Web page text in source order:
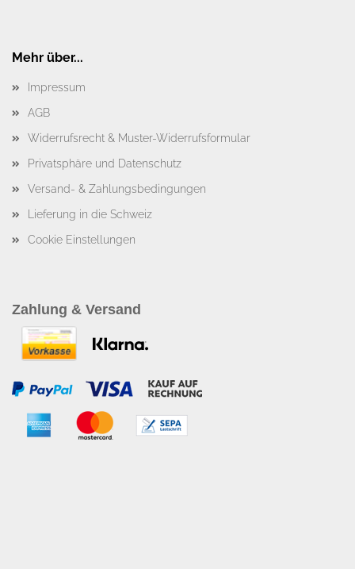
Mehr über...
Impressum
AGB
Widerrufsrecht & Muster-Widerrufsformular
Privatsphäre und Datenschutz
Versand- & Zahlungsbedingungen
Lieferung in die Schweiz
Cookie Einstellungen
Zahlung & Versand